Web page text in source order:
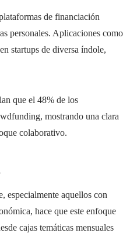
de financiación
personales. Aplicaciones como
startups de diversa índole,
que el 48% de los
mostrando una clara
colaborativo.
especialmente aquellos con
hace que este enfoque
cajas temáticas mensuales